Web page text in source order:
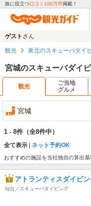
旅に役立つ口コミ100万件掲載！
ゲスト さん
観光 東北のスキューバダイ
宮城のスキューバダイ
観光
ご当地
グルメ
宮城
1 - 8件 （全8件中）
全て表示 ネット予約OK
おすすめの施設を当社独自の算出
アトランティスダイビ
仙台／スキューバダイビング